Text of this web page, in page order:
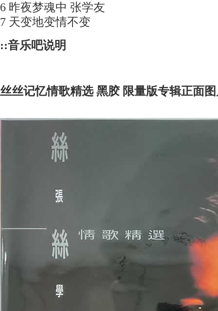
6 昨夜梦魂中 张学友
7 天变地变情不变
::音乐吧说明
丝丝记忆情歌精选 黑胶 限量版专辑正面